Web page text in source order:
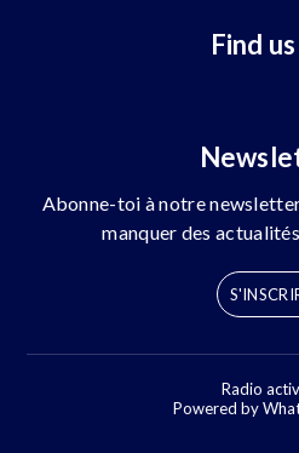
Find
Abonne-toi à notre
manquer des
Radio
Powered by